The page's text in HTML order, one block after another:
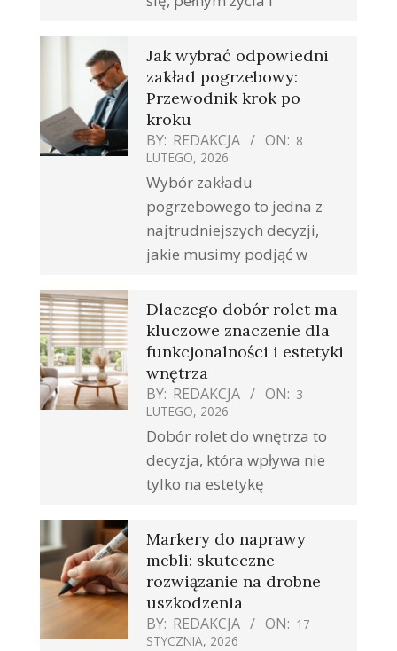
Jak wybrać odpowiedni
zakład pogrzebowy:
Przewodnik krok po
kroku
BY: REDAKCJA ON: 8
LUTEGO, 2026
Wybór zakładu
pogrzebowego to jedna z
najtrudniejszych decyzji,
jakie musimy podjąć w
Dlaczego dobór rolet ma
kluczowe znaczenie dla
funkcjonalności i estetyki
wnętrza
BY: REDAKCJA ON: 3
LUTEGO, 2026
Dobór rolet do wnętrza to
decyzja, która wpływa nie
tylko na estetykę
Markery do naprawy
mebli: skuteczne
rozwiązanie na drobne
uszkodzenia
BY: REDAKCJA ON: 17
STYCZNIA, 2026